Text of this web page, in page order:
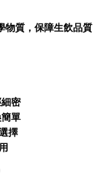
物質，保障生飲品質
密
單
擇